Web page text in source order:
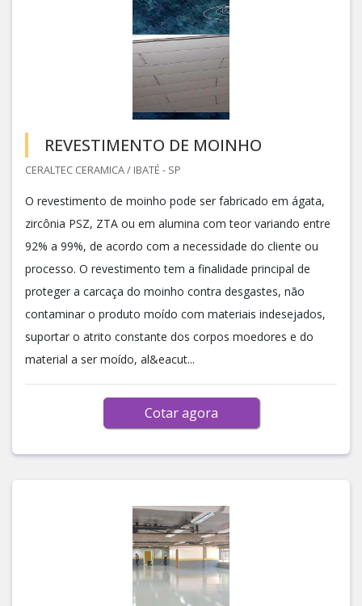
REVESTIMENTO DE MOINHO
CERALTEC CERAMICA / IBATÉ - SP
O revestimento de moinho pode ser fabricado em ágata,
zircônia PSZ, ZTA ou em alumina com teor variando entre
92% a 99%, de acordo com a necessidade do cliente ou
processo. O revestimento tem a finalidade principal de
proteger a carcaça do moinho contra desgastes, não
contaminar o produto moído com materiais indesejados,
suportar o atrito constante dos corpos moedores e do
material a ser moído, al&eacut...
Cotar agora